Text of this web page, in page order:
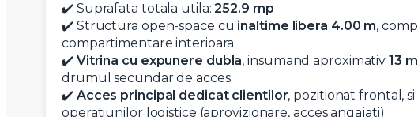
✔️ Suprafata totala utila:252.9 mp
✔️ Structura open-space cu inaltime libera 4.00 m,
compartimentare interioara
✔️ Vitrina cu expunere dubla, insumand aproximativ13
drumul secundar de acces
✔️ Acces principal dedicat clientilor, pozitionat frontal, si
operatiunilor logistice (aprovizionare, acces angajati)